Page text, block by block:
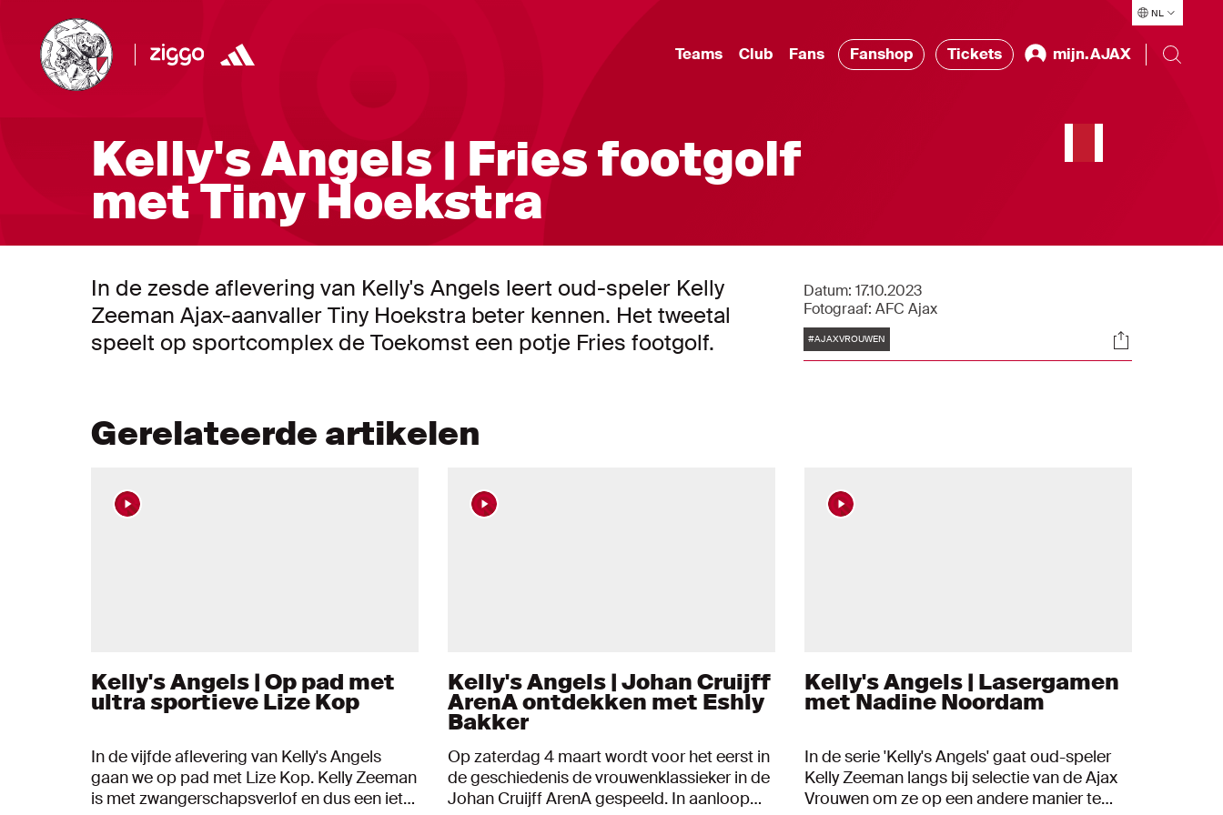
NL
Teams Club Fans Fanshop Tickets mijn.AJAX
Kelly's Angels | Fries footgolf
met Tiny Hoekstra
In de zesde aflevering van Kelly's Angels leert oud-speler Kelly
Zeeman Ajax-aanvaller Tiny Hoekstra beter kennen. Het tweetal
speelt op sportcomplex de Toekomst een potje Fries footgolf.
Datum: 17.10.2023
Fotograaf: AFC Ajax
Tags
#AJAXVROUWEN Socials
Gerelateerde artikelen
Kelly's Angels | Op pad met
ultra sportieve Lize Kop
In de vijfde aflevering van Kelly's Angels
gaan we op pad met Lize Kop. Kelly Zeeman
is met zwangerschapsverlof en dus een iets
Kelly's Angels | Johan Cruijff
ArenA ontdekken met Eshly
Bakker
Op zaterdag 4 maart wordt voor het eerst in
de geschiedenis de vrouwenklassieker in de
Johan Cruijff ArenA gespeeld. In aanloop
Kelly's Angels | Lasergamen
met Nadine Noordam
In de serie 'Kelly's Angels' gaat oud-speler
Kelly Zeeman langs bij selectie van de Ajax
Vrouwen om ze op een andere manier te